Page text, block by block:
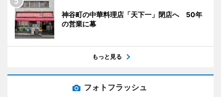
神谷町の中華料理店「天下一」閉店へ 50年
の営業に幕
もっと見る
フォトフラッシュ